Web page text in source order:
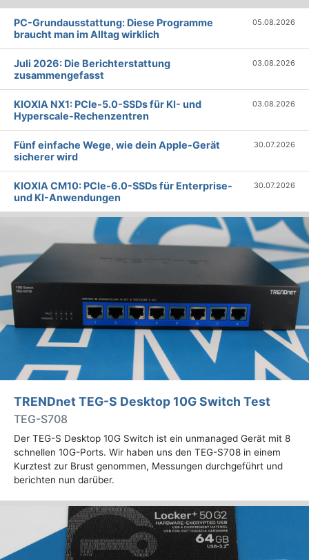
PC-Grundausstattung: Diese Programme
braucht man im Alltag wirklich
05.08.2026
Juli 2026: Die Bericht­erstattung
zusammengefasst
03.08.2026
KIOXIA NX1: PCIe-5.0-SSDs für KI- und
Hyperscale-Rechenzentren
03.08.2026
Fünf einfache Wege, wie dein Apple-Gerät
sicherer wird
30.07.2026
KIOXIA CM10: PCIe-6.0-SSDs für Enterprise-
und KI-Anwendungen
30.07.2026
TRENDnet TEG-S Desktop 10G Switch Test
TEG-S708
Der TEG-S Desktop 10G Switch ist ein unmanaged Gerät mit 8
schnellen 10G-Ports. Wir haben uns den TEG-S708 in einem
Kurztest zur Brust genommen, Messungen durchgeführt und
berichten nun darüber.